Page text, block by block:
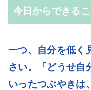
今日からできるこ
一つ、自分を低く
さい。
「どうせ
いったつぶやきは